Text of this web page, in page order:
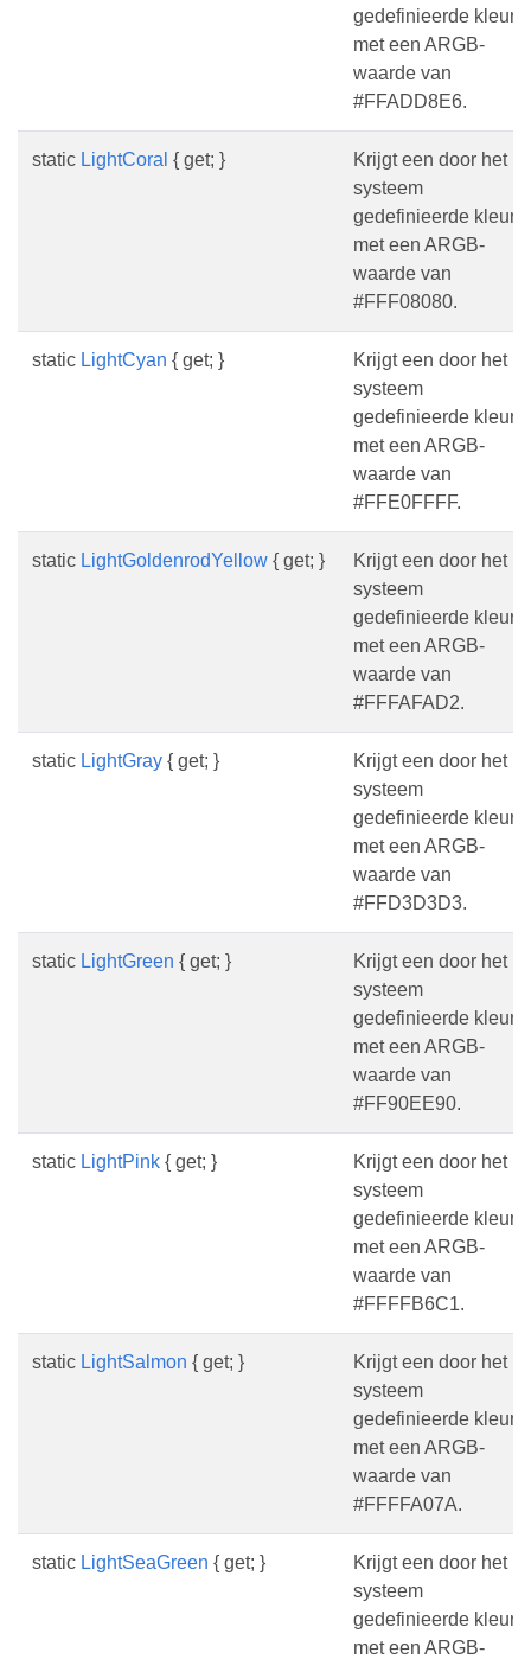
gedefinieerde kleur
met een ARGB-
waarde van
#FFADD8E6.
static LightCoral { get; }
Krijgt een door het
systeem
gedefinieerde kleur
met een ARGB-
waarde van
#FFF08080.
static LightCyan { get; }
Krijgt een door het
systeem
gedefinieerde kleur
met een ARGB-
waarde van
#FFE0FFFF.
static LightGoldenrodYellow { get; }
Krijgt een door het
systeem
gedefinieerde kleur
met een ARGB-
waarde van
#FFFAFAD2.
static LightGray { get; }
Krijgt een door het
systeem
gedefinieerde kleur
met een ARGB-
waarde van
#FFD3D3D3.
static LightGreen { get; }
Krijgt een door het
systeem
gedefinieerde kleur
met een ARGB-
waarde van
#FF90EE90.
static LightPink { get; }
Krijgt een door het
systeem
gedefinieerde kleur
met een ARGB-
waarde van
#FFFFB6C1.
static LightSalmon { get; }
Krijgt een door het
systeem
gedefinieerde kleur
met een ARGB-
waarde van
#FFFFA07A.
static LightSeaGreen { get; }
Krijgt een door het
systeem
gedefinieerde kleur
met een ARGB-